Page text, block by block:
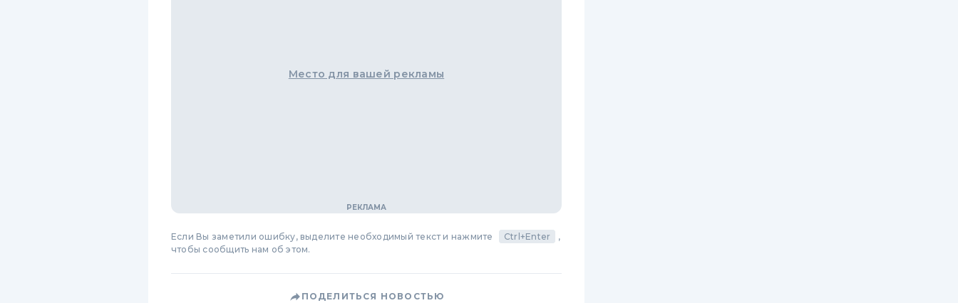
Место для вашей рекламы
Если Вы заметили ошибку, выделите необходимый текст и нажмите Ctrl+Enter
,
чтобы сообщить нам об этом.
ПОДЕЛИТЬСЯ НОВОСТЬЮ